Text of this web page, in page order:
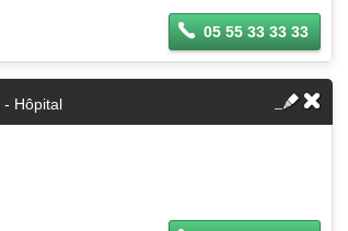
05 55 33 33 33
- Hôpital